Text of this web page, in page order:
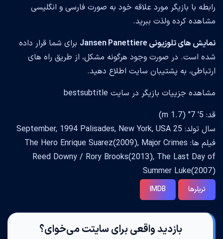
رابطه با بازیگر مورد علاقه خود به صورت فارسی و انگلیسی
مشاهده کرده ولذت ببرید.
نمایش های تلوزیونی Jansen Panettiere
برای شما قرار داده
شده است. در صورت وجود هرگونه مشکل، از طریق راه های
ارتباطی، به پشتیبان سایت اطلاع دهید.
مشاهده جزییات بازیگر در سایت bestsubtitle
قد: 5' 7" (1.7 m)
سال تولد: 25 September, 1994 Palisades, New York, USA
فیلم ها: The Hero Enrique Suarez(2009), Major Crimes
Reed Downy / Rory Brooks(2013), The Last Day of
Summer Luke(2007)
تریلرها IMDB
بازدید واقعی برای سایتت می‌خوای؟